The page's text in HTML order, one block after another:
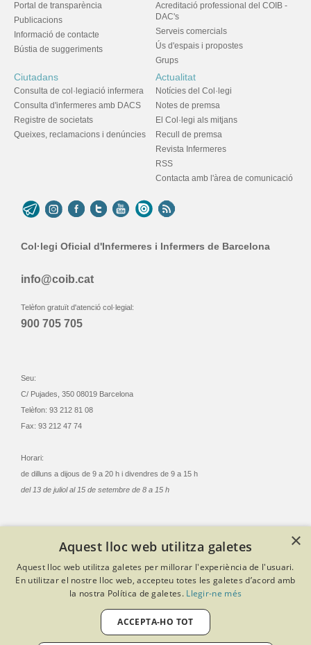
Portal de transparència
Publicacions
Informació de contacte
Bústia de suggeriments
Acreditació professional del COIB -
DAC's
Serveis comercials
Ús d'espais i propostes
Grups
Ciutadans
Consulta de col·legiació infermera
Consulta d'infermeres amb DACS
Registre de societats
Queixes, reclamacions i denúncies
Actualitat
Notícies del Col·legi
Notes de premsa
El Col·legi als mitjans
Recull de premsa
Revista Infermeres
RSS
Contacta amb l'àrea de comunicació
Col·legi Oficial d'Infermeres i Infermers de Barcelona
info@coib.cat
Telèfon gratuït d'atenció col·legial:
900 705 705
Seu:
C/ Pujades, 350 08019 Barcelona
Telèfon: 93 212 81 08
Fax: 93 212 47 74
Horari:
de dilluns a dijous de 9 a 20 h i divendres de 9 a 15 h
del 13 de juliol al 15 de setembre de 8 a 15 h
© Col·legi Oficial Infermeres i Infermers de Barcelona
Criteris de privacitat
Política de cookies
Avís legal
Política de protecció de dades
Política de qualitat
Desenvolupat amb Softeng Portal Builder
×
Aquest lloc web utilitza galetes
Aquest lloc web utilitza galetes per millorar l'experiència de l'usuari.
En utilitzar el nostre lloc web, accepteu totes les galetes d’acord amb
la nostra Política de galetes. Llegir-ne més
ACCEPTA-HO TOT